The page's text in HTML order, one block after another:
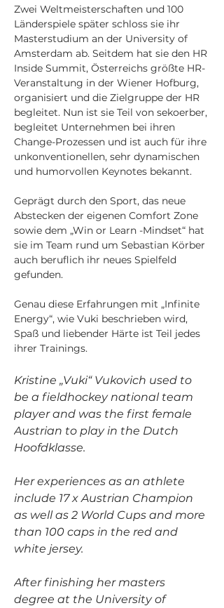
Zwei Weltmeisterschaften und 100
Länderspiele später schloss sie ihr
Masterstudium an der University of
Amsterdam ab. Seitdem hat sie den HR
Inside Summit, Österreichs größte HR-
Veranstaltung in der Wiener Hofburg,
organisiert und die Zielgruppe der HR
begleitet. Nun ist sie Teil von sekoerber,
begleitet Unternehmen bei ihren
Change-Prozessen und ist auch für ihre
unkonventionellen, sehr dynamischen
und humorvollen Keynotes bekannt.
Geprägt durch den Sport, das neue
Abstecken der eigenen Comfort Zone
sowie dem „Win or Learn -Mindset“ hat
sie im Team rund um Sebastian Körber
auch beruflich ihr neues Spielfeld
gefunden.
Genau diese Erfahrungen mit „Infinite
Energy“, wie Vuki beschrieben wird,
Spaß und liebender Härte ist Teil jedes
ihrer Trainings.
Kristine „Vuki“ Vukovich used to
be a fieldhockey national team
player and was the first female
Austrian to play in the Dutch
Hoofdklasse.
Her experiences as an athlete
include 17 x Austrian Champion
as well as 2 World Cups and more
than 100 caps in the red and
white jersey.
After finishing her masters
degree at the University of